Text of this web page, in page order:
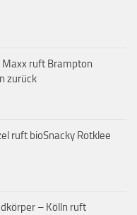
Maxx ruft Brampton
zurück
ruft bioSnacky Rotklee
– Kölln ruft